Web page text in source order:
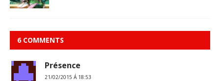
6 COMMENTS
Présence
21/02/2015 Á 18:53